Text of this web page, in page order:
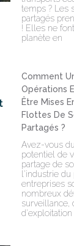
temps ? Les
partagés
! Elles ne
planète en
Comment
Opérations
Être Mises
Flottes De
Partagés ?
Avez-vous
potentiel de
partage de
l'industrie du
entreprises
nombreux
surveillance,
d'exploitation